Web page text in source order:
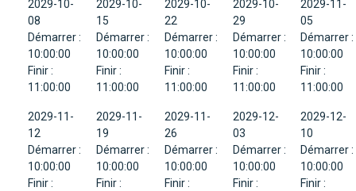
2029-10-
08
Démarrer :
10:00:00
Finir :
11:00:00
2029-10-
15
Démarrer :
10:00:00
Finir :
11:00:00
2029-10-
22
Démarrer :
10:00:00
Finir :
11:00:00
2029-10-
29
Démarrer :
10:00:00
Finir :
11:00:00
2029-11-
05
Démarrer :
10:00:00
Finir :
11:00:00
2029-11-
12
Démarrer :
10:00:00
Finir :
2029-11-
19
Démarrer :
10:00:00
Finir :
2029-11-
26
Démarrer :
10:00:00
Finir :
2029-12-
03
Démarrer :
10:00:00
Finir :
2029-12-
10
Démarrer :
10:00:00
Finir :